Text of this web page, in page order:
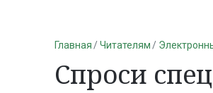
Главная Читателям
Спроси